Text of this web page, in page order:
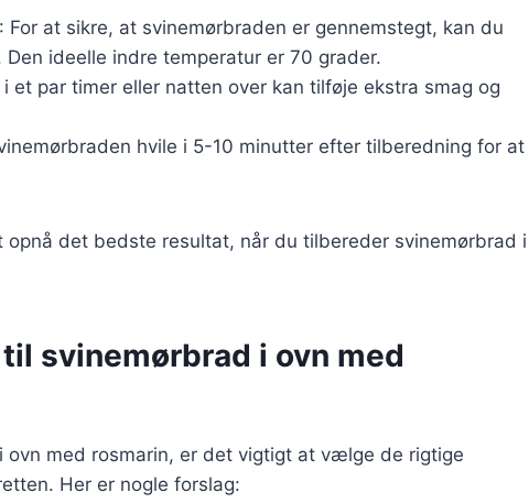
: For at sikre, at svinemørbraden er gennemstegt, kan du
ideelle indre temperatur er 70 grader.
i et par timer eller natten over kan tilføje ekstra smag og
hvile i 5-10 minutter efter tilberedning for at
det bedste resultat, når du tilbereder svinemørbrad i
svinemørbrad i ovn med
ovn med rosmarin, er det vigtigt at vælge de rigtige
Her er nogle forslag: